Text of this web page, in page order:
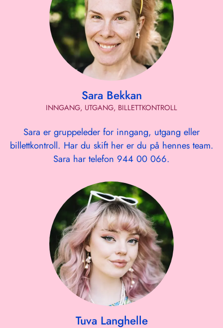
Sara Bekkan
INNGANG, UTGANG, BILLETTKONTROLL
Sara er gruppeleder for inngang, utgang eller
billettkontroll. Har du skift her er du på hennes team.
Sara har telefon 944 00 066.
Tuva Langhelle